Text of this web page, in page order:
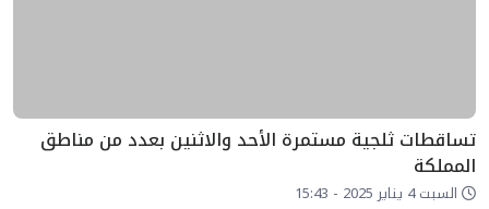
تساقطات ثلجية مستمرة الأحد والاثنين بعدد من مناطق
المملكة
السبت 4 يناير 2025 - 15:43